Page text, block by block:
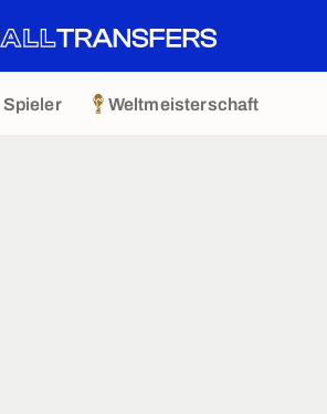
Spieler Weltmeisterschaft